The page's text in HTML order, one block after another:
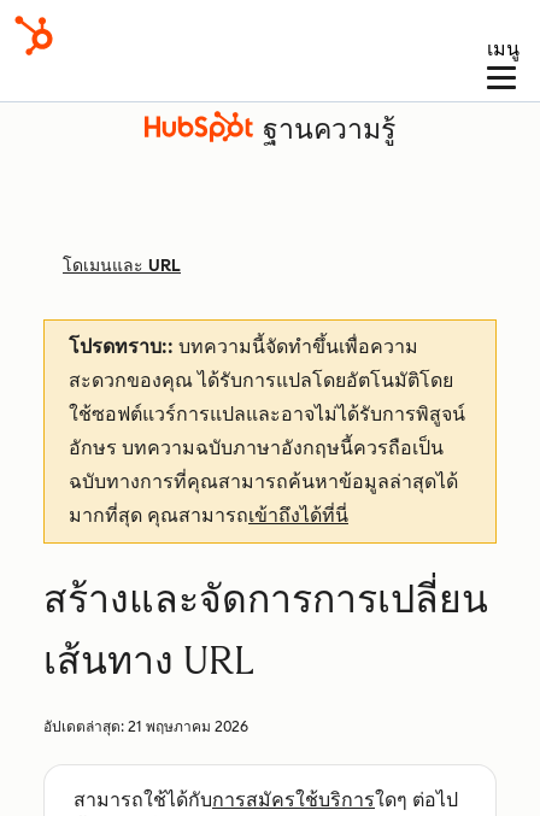
เมนู
ฐานความรู้
โดเมนและ URL
โปรดทราบ:: บทความนี้จัดทำขึ้นเพื่อความ
สะดวกของคุณได้รับการแปลโดยอัตโนมัติโดย
ใช้ซอฟต์แวร์การแปลและอาจไม่ได้รับการพิสูจน์
อักษร บทความฉบับภาษาอังกฤษนี้ควรถือเป็น
ฉบับทางการที่คุณสามารถค้นหาข้อมูลล่าสุดได้
มากที่สุด คุณสามารถเข้าถึงได้ที่นี่
สร้างและจัดการการเปลี่ยน
เส้นทาง URL
อัปเดตล่าสุด: 21 พฤษภาคม 2026
สามารถใช้ได้กับการสมัครใช้บริการใดๆ ต่อไป